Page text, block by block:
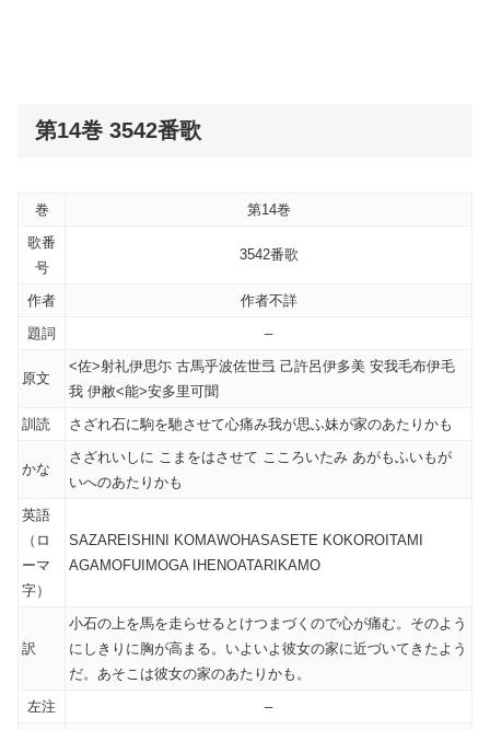
第14巻 3542番歌
巻
第14巻
歌番
号
3542番歌
作者
作者不詳
題詞
–
原文
<佐>射礼伊思尓 古馬乎波佐世弖 己許呂伊多美 安我毛布伊毛
我 伊敝<能>安多里可聞
訓読
さざれ石に駒を馳させて心痛み我が思ふ妹が家のあたりかも
かな
さざれいしに こまをはさせて こころいたみ あがもふいもが
いへのあたりかも
英語
（ロ
ーマ
字）
SAZAREISHINI KOMAWOHASASETE KOKOROITAMI
AGAMOFUIMOGA IHENOATARIKAMO
訳
小石の上を馬を走らせるとけつまづくので心が痛む。そのよう
にしきりに胸が高まる。いよいよ彼女の家に近づいてきたよう
だ。あそこは彼女の家のあたりかも。
左注
–